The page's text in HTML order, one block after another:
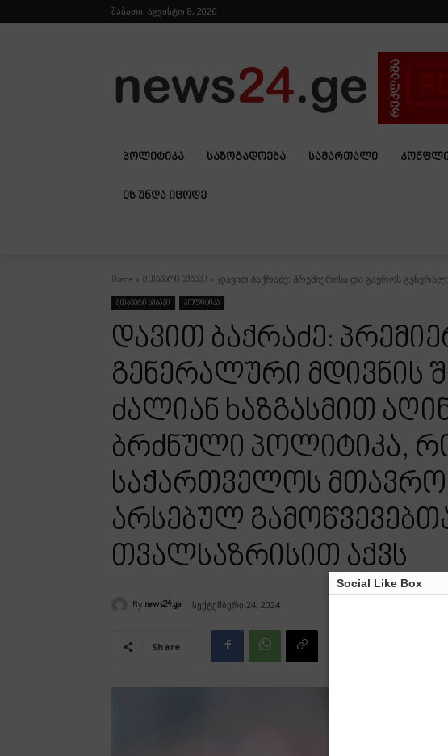
შაბათი, აგვისტო 8, 2026
ᲞᲝᲚᲘᲢᲘᲙᲐ ᲡᲐᲖᲝᲒᲐᲓᲝᲔᲑᲐ ᲡᲐᲛᲐᲠᲗᲐᲚᲘ
ᲔᲡ ᲣᲜᲓᲐ ᲘᲪᲝᲓᲔ
Home მთავარი ამბავი დავით ბაქრაძე: პრემიერისა და გაეროს
მთავარი ამბავი პოლიტიკა
დავით ბაქრაძე:
გენერალური მდივნის
ძალიან ხაზგასმით
ბრძნული პოლიტიკა,
საქართველოს
არსებულ
თვალსაზრისით აქვს
By news24.ge სექტემბერი 24, 2024
Share
Social Like Box